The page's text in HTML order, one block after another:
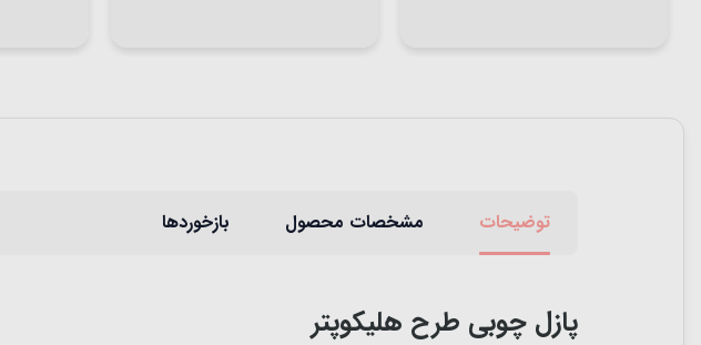
توضیحات مشخصات محصول بازخوردها
پازل چوبی طرح هلیکوپتر